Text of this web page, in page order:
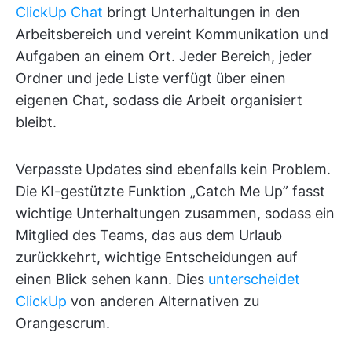
ClickUp Chat bringt Unterhaltungen in den
Arbeitsbereich und vereint Kommunikation und
Aufgaben an einem Ort. Jeder Bereich, jeder
Ordner und jede Liste verfügt über einen
eigenen Chat, sodass die Arbeit organisiert
bleibt.
Verpasste Updates sind ebenfalls kein Problem.
Die KI-gestützte Funktion „Catch Me Up” fasst
wichtige Unterhaltungen zusammen, sodass ein
Mitglied des Teams, das aus dem Urlaub
zurückkehrt, wichtige Entscheidungen auf
einen Blick sehen kann. Dies unterscheidet
ClickUp von anderen Alternativen zu
Orangescrum.